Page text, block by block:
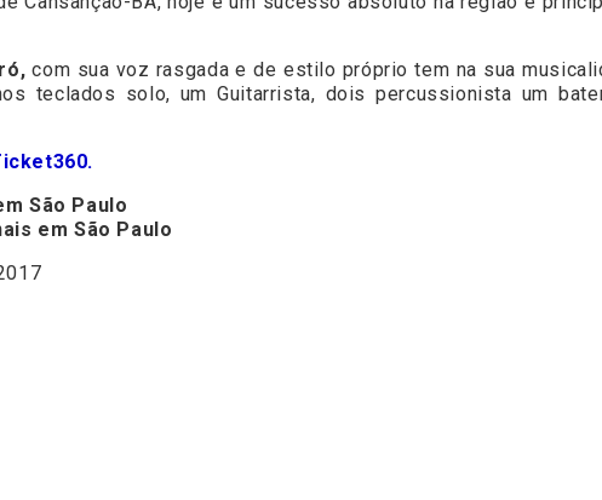
com sua voz rasgada e de estilo próprio tem na sua
teclados solo, um Guitarrista, dois percussionista um
São Paulo
em São Paulo